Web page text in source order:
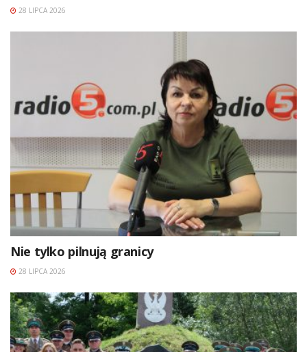
28 LIPCA 2026
Nie tylko pilnują granicy
28 LIPCA 2026